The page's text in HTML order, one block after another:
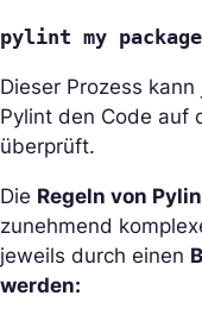
pylint my package
Dieser Prozess
Pylint den Code auf
überprüft.
Die Regeln von
zunehmend
jeweils durch einen
werden: